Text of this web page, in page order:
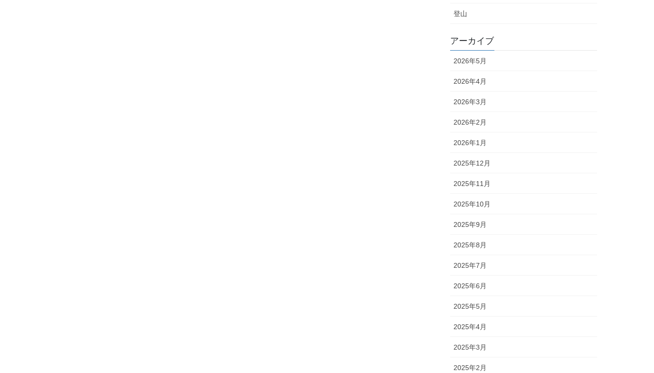
登山
アーカイブ
2026年5月
2026年4月
2026年3月
2026年2月
2026年1月
2025年12月
2025年11月
2025年10月
2025年9月
2025年8月
2025年7月
2025年6月
2025年5月
2025年4月
2025年3月
2025年2月